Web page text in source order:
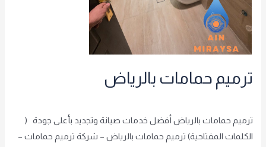
ترميم حمامات بالرياض
ترميم حمامات بالرياض أفضل خدمات صيانة وتجديد بأعلى جودة (
الكلمات المفتاحية) ترميم حمامات بالرياض – شركة ترميم حمامات –